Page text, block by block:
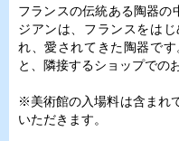
フランスの伝統ある陶器の
ジアンは、フランスをは
れ、愛されてきた陶器で
と、隣接するショップでの
※美術館の入場料は含まれ
いただきます。